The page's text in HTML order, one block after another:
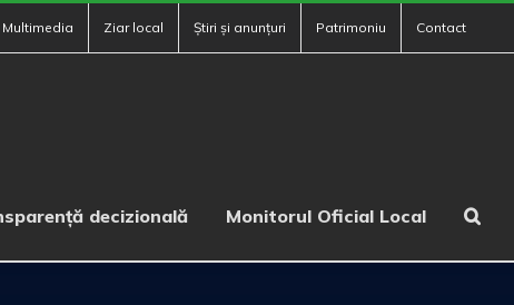
Multimedia Ziar local Știri și anunțuri Patrimoniu Contact
decizională Monitorul Oficial Local